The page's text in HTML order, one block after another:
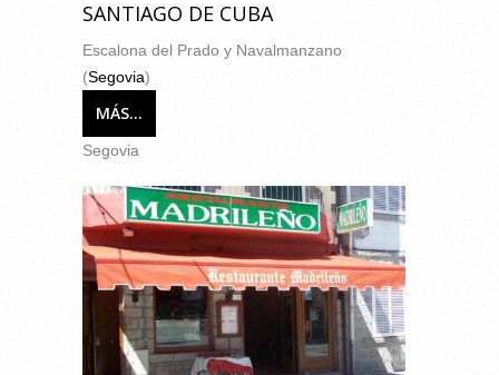
SANTIAGO DE CUBA
Escalona del Prado y Navalmanzano
(Segovia)
MÁS...
Segovia